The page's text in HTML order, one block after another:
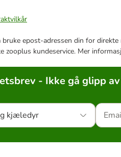
epost-adressen din for
zooplus kundeservice. Mer
- Ikke gå glipp
kjæledyr